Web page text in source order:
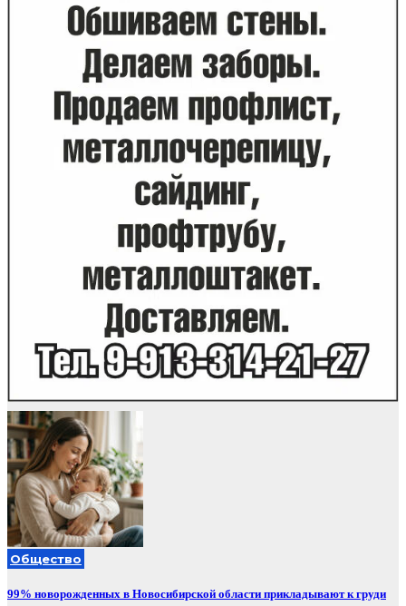
Общество
99% новорожденных в Новосибирской области прикладывают к груди